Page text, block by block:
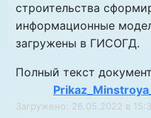
строительства
информационные
загружены в ГИСОГД.
Полный текст
Загружено: 26.05.2022 в